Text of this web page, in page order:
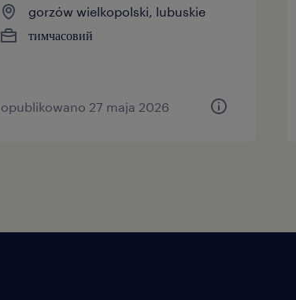
gorzów wielkopolski, lubuskie
тимчасовий
opublikowano 27 maja 2026